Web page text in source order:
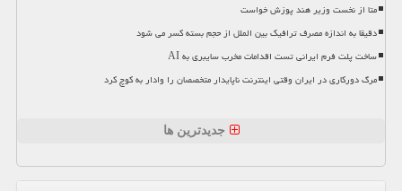
متا از نخست وزیر هند پوزش خواست
دقیقا به اندازه مصرف ترافیک بین الملل از حجم بسته کسر می شود
ساخت پلت فرم ایرانی تست اقدامات مخرب سایبری به AI
مرگ دورکاری در ایران وقتی اینترنت ناپایدار متخصصان را وادار به کوچ کرد
جدیدترین ها